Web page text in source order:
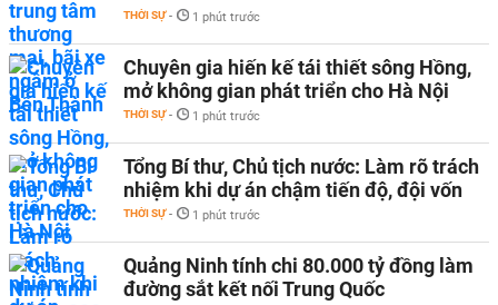
THỜI SỰ - 1 phút trước
Chuyên gia hiến kế tái thiết sông Hồng,
mở không gian phát triển cho Hà Nội
THỜI SỰ - 1 phút trước
Tổng Bí thư, Chủ tịch nước: Làm rõ trách
nhiệm khi dự án chậm tiến độ, đội vốn
THỜI SỰ - 1 phút trước
Quảng Ninh tính chi 80.000 tỷ đồng làm
đường sắt kết nối Trung Quốc